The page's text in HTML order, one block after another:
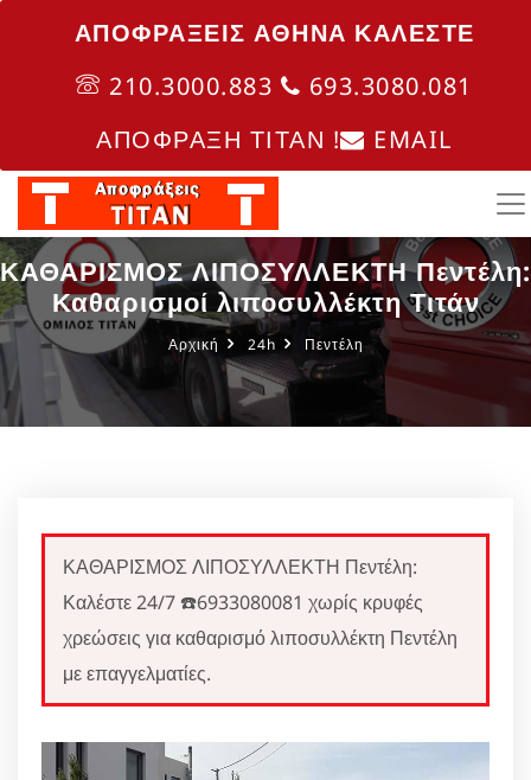
ΑΠΟΦΡΑΞΕΙΣ ΑΘΗΝΑ ΚΑΛΈΣΤΕ
210.3000.883
693.3080.081
ΑΠΟΦΡΑΞΗ ΤΙΤΑΝ !
EMAIL
ΚΑΘΑΡΙΣΜΟΣ ΛΙΠΟΣΥΛΛΕΚΤΗ Πεντέλη:
Καθαρισμοί λιποσυλλέκτη Τιτάν
Αρχική 24h Πεντέλη
ΚΑΘΑΡΙΣΜΟΣ ΛΙΠΟΣΥΛΛΕΚΤΗ Πεντέλη:
Καλέστε 24/7 ☎️6933080081 χωρίς κρυφές
χρεώσεις για καθαρισμό λιποσυλλέκτη Πεντέλη
με επαγγελματίες.